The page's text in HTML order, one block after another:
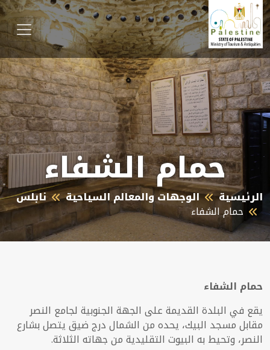
حمام الشفاء
الرئيسية الوجهات والمعالم السياحية نابلس
حمام الشفاء
حمام الشفاء
يقع في البلدة القديمة على الجهة الجنوبية لجامع النصر
مقابل مسجد البيك، يحده من الشمال درج ضيق يتصل بشارع
النصر، وتحيط به البيوت التقليدية من جهاته الثلاثة.